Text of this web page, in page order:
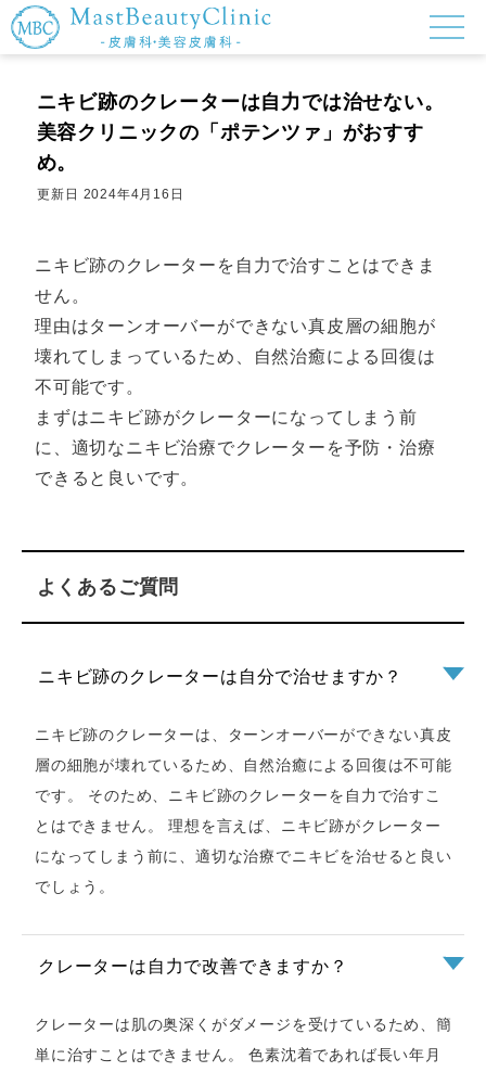
ニキビ跡のクレーターは自力では治せない。
美容クリニックの「ポテンツァ」がおすす
め。
更新日 2024年4月16日
ニキビ跡のクレーターを自力で治すことはできま
せん。
理由はターンオーバーができない真皮層の細胞が
壊れてしまっているため、自然治癒による回復は
不可能です。
まずはニキビ跡がクレーターになってしまう前
に、適切なニキビ治療でクレーターを予防・治療
できると良いです。
よくあるご質問
ニキビ跡のクレーターは自分で治せますか？
ニキビ跡のクレーターは、ターンオーバーができない真皮
層の細胞が壊れているため、自然治癒による回復は不可能
です。 そのため、ニキビ跡のクレーターを自力で治すこ
とはできません。 理想を言えば、ニキビ跡がクレーター
になってしまう前に、適切な治療でニキビを治せると良い
でしょう。
クレーターは自力で改善できますか？
クレーターは肌の奥深くがダメージを受けているため、簡
単に治すことはできません。 色素沈着であれば長い年月